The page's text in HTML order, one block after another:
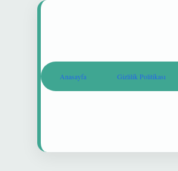
Anasayfa Gizlilik Politikası